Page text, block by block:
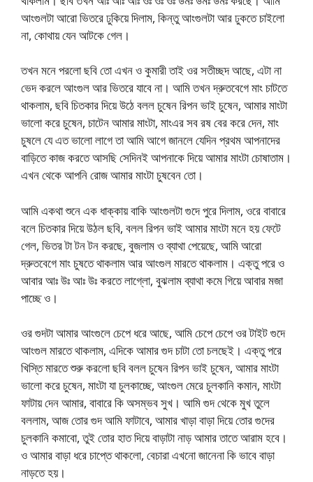
আংগুলটা আরো ভিতরে ঢুকিয়ে দিলাম, কিন্তু আংগুলটা আর ঢুকতে চাইলো
না, কোথায় যেন আটকে গেল।
তখন মনে পরলো ছবি তো এখন ও কুমারী তাই ওর সতীচ্ছদ আছে, এটা না
ভেদ করলে আংগুল আর ভিতরে যাবে না। আমি তখন দ্রুতবেগে মাং চাটতে
থাকলাম, ছবি চিতকার দিয়ে উঠে বলল চুষেন রিপন ভাই চুষেন, আমার মাংটা
ভালো করে চুষেন, চাটেন আমার মাংটা, মাংএর সব রষ বের করে দেন, মাং
চুষলে যে এত ভালো লাগে তা আমি আগে জানলে যেদিন প্রথম আপনাদের
বাড়িতে কাজ করতে আসছি সেদিনই আপনাকে দিয়ে আমার মাংটা চোষাতাম।
এখন থেকে আপনি রোজ আমার মাংটা চুষবেন তো।
আমি একথা শুনে এক ধাক্কায় বাকি আংগুলটা গুদে পুরে দিলাম, ওরে বাবারে
বলে চিতকার দিয়ে উঠল ছবি, বলল রিপন ভাই আমার মাংটা মনে হয় ফেটে
গেল, ভিতর টা টন টন করছে, বুজলাম ও ব্যাথা পেয়েছে, আমি আরো
দ্রুতবেগে মাং চুষতে থাকলাম আর আংগুল মারতে থাকলাম। এক্তু পরে ও
আবার আঃ উঃ আঃ উঃ করতে লাগ্লো, বুঝলাম ব্যাথা কমে গিয়ে আবার মজা
পাচ্ছে ও।
ওর গুদটা আমার আংগুলে চেপে ধরে আছে, আমি চেপে চেপে ওর টাইট গুদে
আংগুল মারতে থাকলাম, এদিকে আমার গুদ চাটা তো চলছেই। এক্তু পরে
খিস্তি মারতে শুরু করলো ছবি বলল চুষেন রিপন ভাই চুষেন, আমার মাংটা
ভালো করে চুষেন, মাংটা যা চুলকাচ্ছে, আংগুল মেরে চুলকানি কমান, মাংটা
ফাটায় দেন আমার, বাবারে কি অসম্ভব সুখ। আমি গুদ থেকে মুখ তুলে
বললাম, আজ তোর গুদ আমি ফাটাবে, আমার খাড়া বাড়া দিয়ে তোর গুদের
চুলকানি কমাবো, তুই তোর হাত দিয়ে বাড়াটা নাড় আমার তাতে আরাম হবে।
ও আমার বাড়া ধরে চাপ্তে থাকলো, বেচারা এখনো জানেনা কি ভাবে বাড়া
নাড়তে হয়।